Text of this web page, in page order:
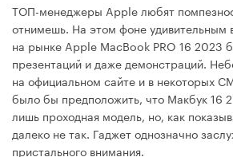
ТОП-менеджеры Apple любят
отнимешь. На этом фоне удивительным
на рынке Apple MacBook PRO 16 2023
презентаций и даже демонстраций.
на официальном сайте и в некоторых
было бы предположить, что Макбук 16
лишь проходная модель, но, как
далеко не так. Гаджет однозначно
пристального внимания.